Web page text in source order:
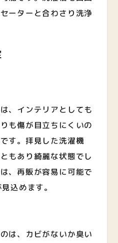
ーターと合わさり洗浄
、インテリアとしても
も傷が目立ちにくいの
す。拝見した洗濯機
もあり綺麗な状態でし
、再販が容易に可能で
込めます。
は、カビがないか臭い